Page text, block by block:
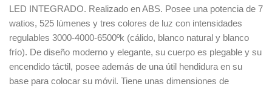
LED INTEGRADO. Realizado en ABS. Posee una potencia de 7
watios, 525 lúmenes y tres colores de luz con intensidades
regulables 3000-4000-6500ºk (cálido, blanco natural y blanco
frío). De diseño moderno y elegante, su cuerpo es plegable y su
encendido táctil, posee además de una útil hendidura en su
base para colocar su móvil. Tiene unas dimensiones de